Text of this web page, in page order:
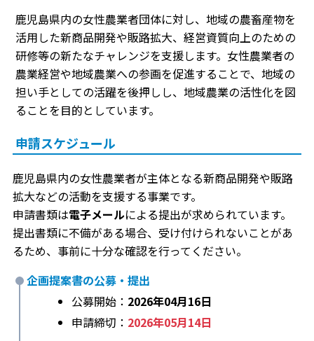
鹿児島県内の女性農業者団体に対し、地域の農畜産物を
活用した新商品開発や販路拡大、経営資質向上のための
研修等の新たなチャレンジを支援します。女性農業者の
農業経営や地域農業への参画を促進することで、地域の
担い手としての活躍を後押しし、地域農業の活性化を図
ることを目的としています。
申請スケジュール
鹿児島県内の女性農業者が主体となる新商品開発や販路
拡大などの活動を支援する事業です。
申請書類は電子メールによる提出が求められています。
提出書類に不備がある場合、受け付けられないことがあ
るため、事前に十分な確認を行ってください。
企画提案書の公募・提出
公募開始： 2026年04月16日
申請締切： 2026年05月14日